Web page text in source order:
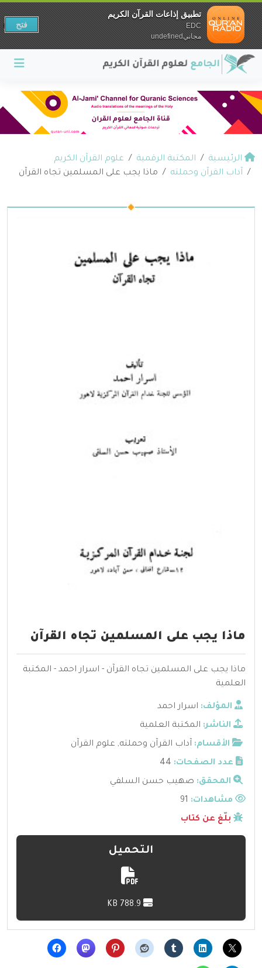
الرئيسية المكتبة الرقمية
علوم القرآن الكريم
آداب القرآن وحملته
ماذا يجب على المسلمين تجاه القرآن
ماذا يجب على المسلمين تجاه القرآن
ماذا يجب على المسلمين تجاه القرآن - اسرار احمد - المكتبة
العلمية
المؤلف: اسرار احمد
الناشر: المكتبة العلمية
الأقسام: آداب القرآن وحملته, علوم القرآن
عدد الصفحات: 44
المحقق: صهيب حسن السلفي
مشاهدات:
بلّغ عن كتاب
التحميل
تطبيق إذاعات القرآن الكريم
EDC
مجانيundefined
فتح